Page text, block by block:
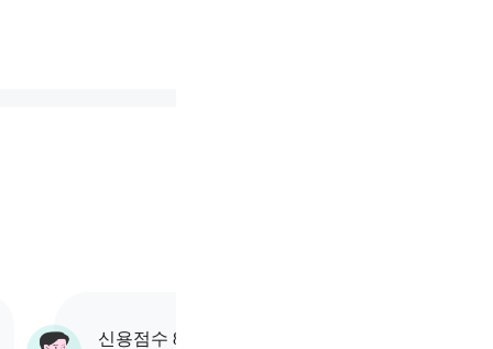
신용점수 838점 고객님이